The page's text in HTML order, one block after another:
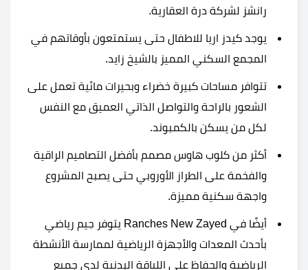
رانشز لشركة درة العقارية.
يوجد كيدز اريا للاطفال حتى يستمتعون بأوقاتهم في
المجمع السكني المميز بالشيخ زايد.
تتوافر مساحات كبيرة خضراء وبحيرات مائية تعمل على
الشعور بالراحة والتواصل الذاتي العميق مع النفس
لكل من يسكن بالكمبوند.
أكثر من كلوب هاوس مصمم بأفضل التصاميم الراقية
والفخمة على الطراز الأوروبي حتى يصبح المشروع
واجهة سكنية مميزة.
أيضًا في Ranches New Zayed يتوفر جيم رياضي
بأحدث المعدات والأجهزة الرياضية لممارسة الأنشطة
الرياضية والحفاظ على اللياقة البدنية لدى جميع